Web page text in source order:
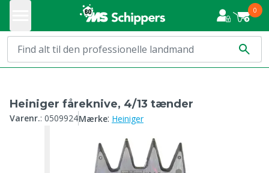
0
Heiniger fåreknive, 4/13 tænder
Varenr.: 0509924Mærke: Heiniger